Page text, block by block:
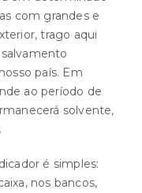
com grandes e
trago aqui
país. Em
ao período de
solvente,
é simples:
nos bancos,